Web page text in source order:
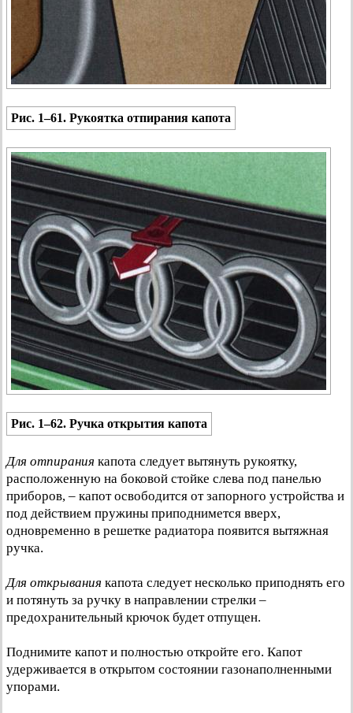
Рис. 1–61. Рукоятка отпирания капота
Рис. 1–62. Ручка открытия капота
Для отпирания капота следует вытянуть рукоятку,
расположенную на боковой стойке слева под панелью
приборов, – капот освободится от запорного устройства и
под действием пружины приподнимется вверх,
одновременно в решетке радиатора появится вытяжная
ручка.
Для открывания капота следует несколько приподнять его
и потянуть за ручку в направлении стрелки –
предохранительный крючок будет отпущен.
Поднимите капот и полностью откройте его. Капот
удерживается в открытом состоянии газонаполненными
упорами.